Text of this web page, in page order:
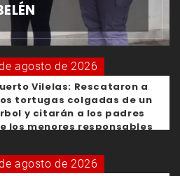
agosto de 2026
Vilelas: Rescataron a
tortugas colgadas de un
y citarán a los padres
los menores responsables
agosto de 2026